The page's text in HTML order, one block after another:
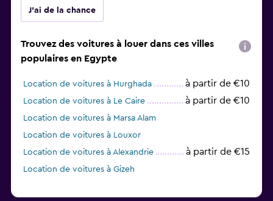
J'ai de la chance
Trouvez des voitures à louer dans ces villes
populaires en Egypte
Location de voitures à Hurghada à partir de €10
Location de voitures à Le Caire à partir de €10
Location de voitures à Marsa Alam
Location de voitures à Louxor
Location de voitures à Alexandrie
à partir de €15
Location de voitures à Gizeh